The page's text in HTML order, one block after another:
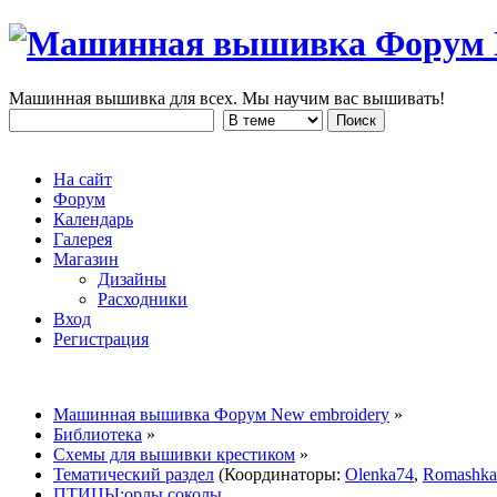
Машинная вышивка для всех. Мы научим вас вышивать!
На сайт
Форум
Календарь
Галерея
Магазин
Дизайны
Расходники
Вход
Регистрация
Машинная вышивка Форум New embroidery »
Библиотека »
Схемы для вышивки крестиком »
Тематический раздел (Координаторы: Olenka74, Romashka